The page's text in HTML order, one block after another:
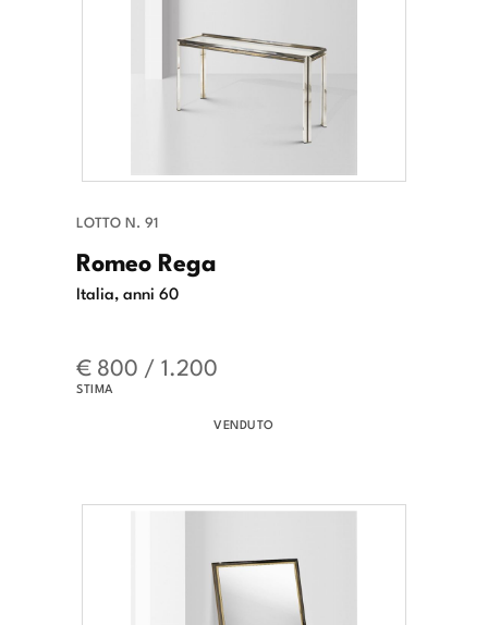
LOTTO N. 91
Romeo Rega
Italia, anni 60
€ 800 / 1.200
STIMA
VENDUTO